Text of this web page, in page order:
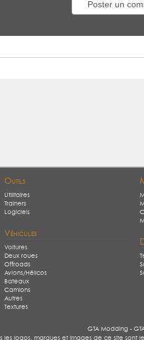
Outils
Utilitaires
Trainers
Logiciels
Véhicules
Voitures
Deux roues
Offroads
Avions/Hélicos
Bateaux
Camions
Autres
Textures
GTA Modding -
les logos, marques et images de ce site sont